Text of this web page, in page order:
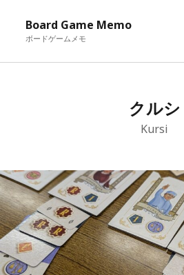
Board Game Memo
ボードゲームメモ
クルシ
Kursi